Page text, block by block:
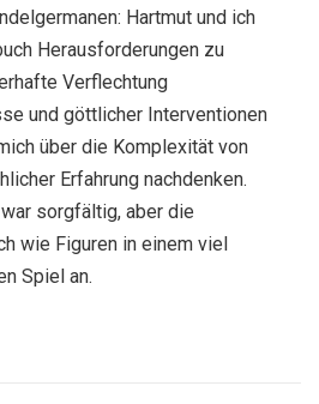
Hartmut und ich
Herausforderungen zu
Verflechtung
und göttlicher Interventionen
über die Komplexität von
Erfahrung nachdenken.
sorgfältig, aber die
wie Figuren in einem viel
Spiel an.